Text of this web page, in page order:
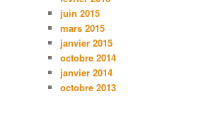
juin 2015
mars 2015
janvier 2015
octobre 2014
janvier 2014
octobre 2013